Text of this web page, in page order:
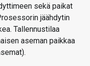
sekä paikat
jäähdytin
Tallennustilaa
aseman paikkaa